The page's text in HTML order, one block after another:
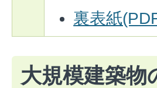
裏表紙
大規模建築物